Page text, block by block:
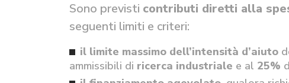
Sono previsti contributi diretti alla
seguenti limiti e criteri:
il limite massimo dell’intensità d’aiuto
ammissibili di ricerca industriale e al 25%